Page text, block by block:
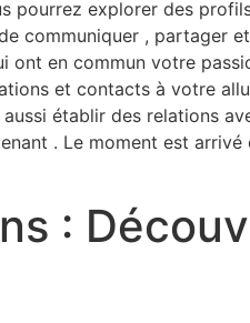
explorer des
communiquer , partager
en commun votre
et contacts à votre
établir des relations
. Le moment est
: